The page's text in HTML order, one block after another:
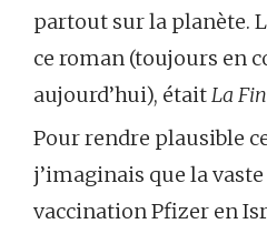
partout sur la planète.
ce roman (toujours en
aujourd’hui), étaitLa Fin
Pour rendre plausible
j’imaginais que la
vaccination Pfizer en